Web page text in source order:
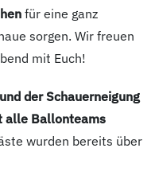
für eine ganz
sorgen. Wir freuen
mit Euch!
der Schauerneigung
alle Ballonteams
wurden bereits über